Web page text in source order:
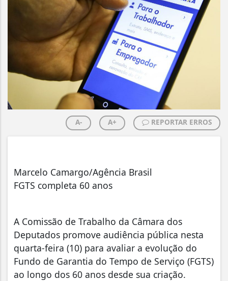
A- A+ REPORTAR ERROS
Marcelo Camargo/Agência Brasil
FGTS completa 60 anos
A Comissão de Trabalho da Câmara dos
Deputados promove audiência pública nesta
quarta-feira (10) para avaliar a evolução do
Fundo de Garantia do Tempo de Serviço (FGTS)
ao longo dos 60 anos desde sua criação.